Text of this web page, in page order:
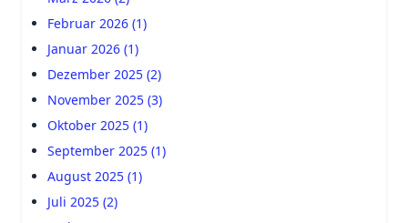
Februar 2026 (1)
Januar 2026 (1)
Dezember 2025 (2)
November 2025 (3)
Oktober 2025 (1)
September 2025 (1)
August 2025 (1)
Juli 2025 (2)